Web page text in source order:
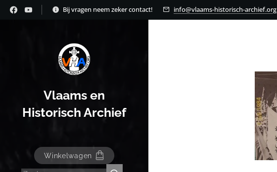
Bij vragen neem zeker contact! info@vlaams-historisch-archief.org
Vlaams en
Historisch Archief
Winkelwagen